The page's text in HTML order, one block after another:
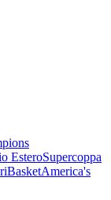
EsteroSupercoppa
BasketAmerica's